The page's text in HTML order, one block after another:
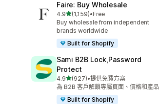
Faire: Buy Wholesale
4.9滿分 5 顆星
(1,159)
共有 1159 則評價
•Free
Buy wholesale from independent
brands worldwide
Built for Shopify
Sami B2B Lock,Password
Protect
4.9滿分 5 顆星
(927)
共有 927 則評價
•提供免費方案
為 B2B 客戶解鎖專屬頁面、價格和產品
Built for Shopify